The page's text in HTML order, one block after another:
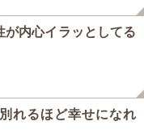
内心イラッとしてる
れるほど幸せになれ